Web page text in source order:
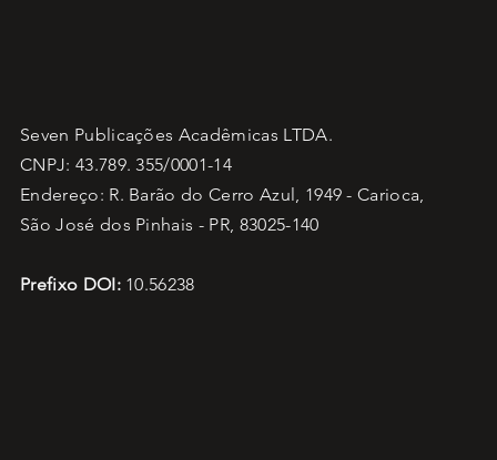
Seven Publicações Acadêmicas LTDA.
CNPJ: 43.789. 355/0001-14
Endereço: R. Barão do Cerro Azul, 1949 - Carioca,
São José dos Pinhais - PR, 83025-140
Prefixo DOI:10.56238